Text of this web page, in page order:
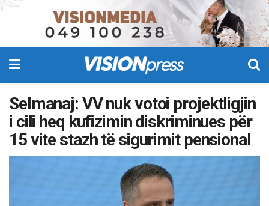
Selmanaj: VV nuk votoi projektligjin
i cili heq kufizimin diskriminues për
15 vite stazh të sigurimit pensional